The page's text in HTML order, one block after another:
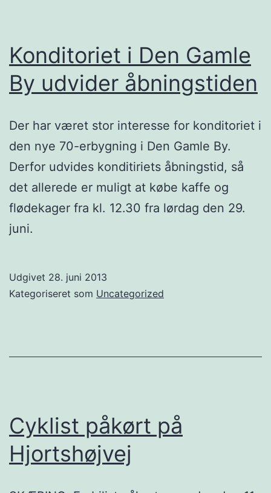
Konditoriet i Den Gamle
By udvider åbningstiden
Der har været stor interesse for konditoriet i
den nye 70-erbygning i Den Gamle By.
Derfor udvides konditiriets åbningstid, så
det allerede er muligt at købe kaffe og
flødekager fra kl. 12.30 fra lørdag den 29.
juni.
Udgivet 28. juni 2013
Kategoriseret som Uncategorized
Cyklist påkørt på
Hjortshøjvej